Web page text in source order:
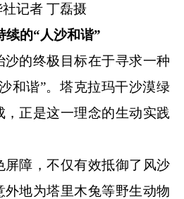
记者 丁磊摄
续的“人沙和谐”
的终极目标在于寻求一种
和谐”。塔克拉玛干沙漠绿
正是这一理念的生动实践
障，不仅有效抵御了风沙
外地为塔里木兔等野生动物